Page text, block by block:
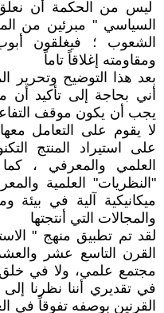
ليس من الحكمة أن
السياسي " مبرئين من
الشعوب ؛ فيغلقون
ومقاومته إغلاقاً تاماً
بعد هذا التوضيح وتحرير
أني بحاجة إلى تأكيد أن
يجب أن يكون موقف
لا يقوم على التعامل
على استيراد المنتج
العلمي والمعرفي ،
"النظريات" العلمية
ميكانيكية آلية في بيئة
والمجالات التي أنتجتها
لقد تم تطبيق منهج "
القرن التاسع عشر
مجتمع علمي، ولا في خلق
في تقديري أننا نظرنا
القرنين بوصفه تفوقاً في